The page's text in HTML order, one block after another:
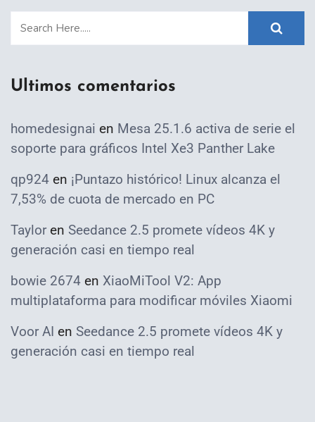
Ultimos comentarios
homedesignai en Mesa 25.1.6 activa de serie el
soporte para gráficos Intel Xe3 Panther Lake
qp924 en ¡Puntazo histórico! Linux alcanza el
7,53% de cuota de mercado en PC
Taylor en Seedance 2.5 promete vídeos 4K y
generación casi en tiempo real
bowie 2674 en XiaoMiTool V2: App
multiplataforma para modificar móviles Xiaomi
Voor AI en Seedance 2.5 promete vídeos 4K y
generación casi en tiempo real